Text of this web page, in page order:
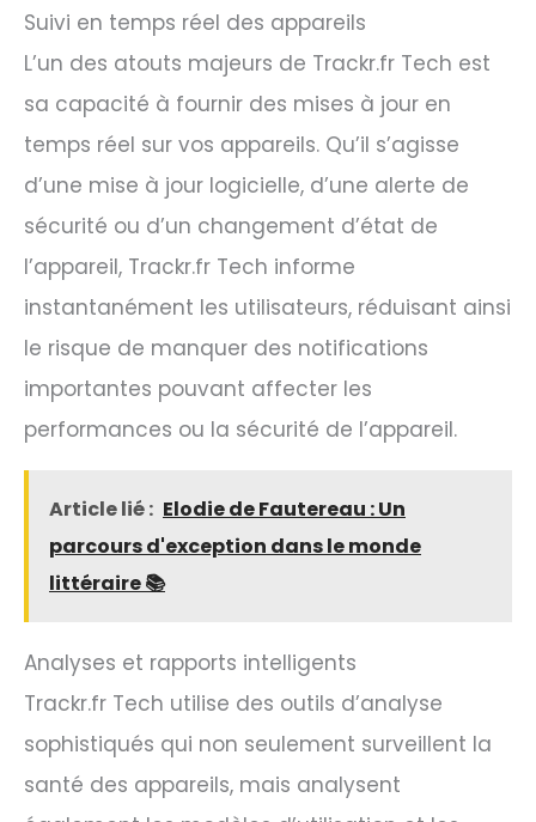
Suivi en temps réel des appareils
L’un des atouts majeurs de Trackr.fr Tech est
sa capacité à fournir des mises à jour en
temps réel sur vos appareils. Qu’il s’agisse
d’une mise à jour logicielle, d’une alerte de
sécurité ou d’un changement d’état de
l’appareil, Trackr.fr Tech informe
instantanément les utilisateurs, réduisant ainsi
le risque de manquer des notifications
importantes pouvant affecter les
performances ou la sécurité de l’appareil.
Article lié : Elodie de Fautereau : Un
parcours d'exception dans le monde
littéraire 📚
Analyses et rapports intelligents
Trackr.fr Tech utilise des outils d’analyse
sophistiqués qui non seulement surveillent la
santé des appareils, mais analysent